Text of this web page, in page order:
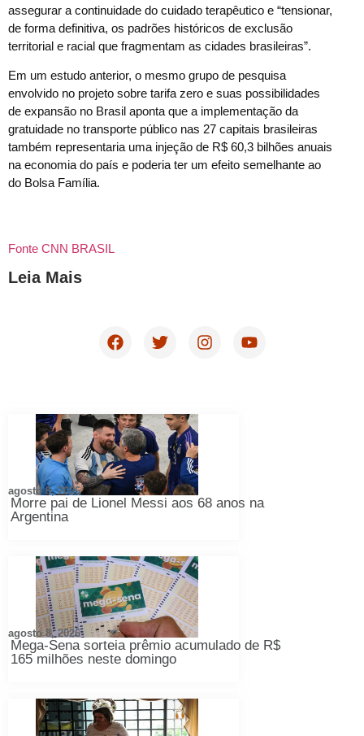
assegurar a continuidade do cuidado terapêutico e “tensionar,
de forma definitiva, os padrões históricos de exclusão
territorial e racial que fragmentam as cidades brasileiras”.
Em um estudo anterior, o mesmo grupo de pesquisa
envolvido no projeto sobre tarifa zero e suas possibilidades
de expansão no Brasil aponta que a implementação da
gratuidade no transporte público nas 27 capitais brasileiras
também representaria uma injeção de R$ 60,3 bilhões anuais
na economia do país e poderia ter um efeito semelhante ao
do Bolsa Família.
Fonte CNN BRASIL
Leia Mais
Morre pai de Lionel Messi aos 68 anos na
Argentina
agosto 8, 2026
Mega-Sena sorteia prêmio acumulado de R$
165 milhões neste domingo
agosto 8, 2026